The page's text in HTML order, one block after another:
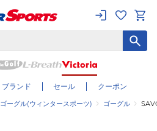
ブランド セール クーポン
ゴーグル(ウィンタースポーツ) ゴーグル